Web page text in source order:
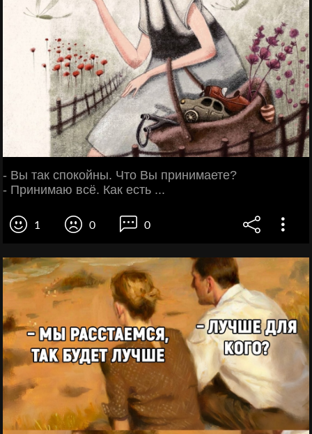
- Вы так спокойны. Что Вы принимаете?
- Принимаю всё. Как есть ...
1 0 0